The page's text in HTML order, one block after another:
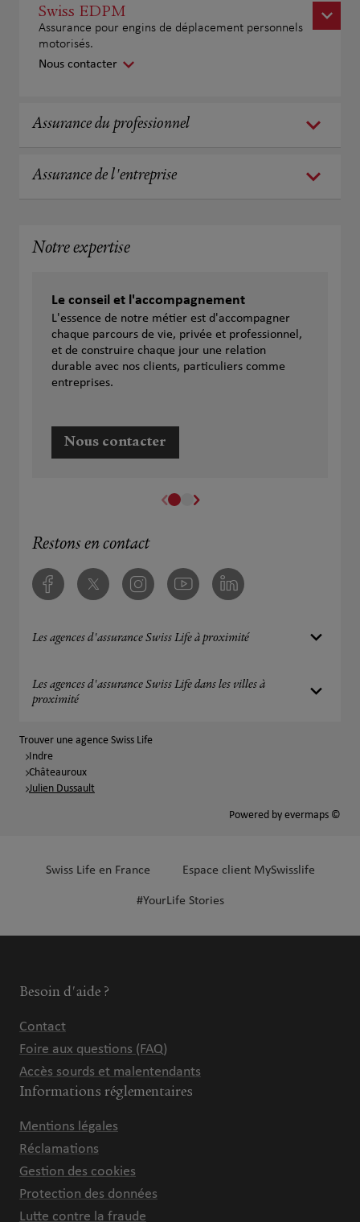
Swiss EDPM
Assurance pour engins de déplacement personnels
motorisés.
Nous contacter
Assurance du professionnel
Assurance de l'entreprise
Notre expertise
Le conseil et l'accompagnement
L'essence de notre métier est d'accompagner
chaque parcours de vie, privée et professionnel,
et de construire chaque jour une relation
durable avec nos clients, particuliers comme
entreprises.
Nous contacter
Restons en contact
FacebookTwitter InstagramYoutube Linkedin
Les agences d'assurance Swiss Life à proximité
Les agences d'assurance Swiss Life dans les villes à
proximité
Trouver une agence Swiss Life
Indre
Châteauroux
Julien Dussault
Powered by evermaps ©
Swiss Life en France Espace client MySwisslife
#YourLife Stories
Besoin d'aide ?
Contact
Foire aux questions (FAQ)
Accès sourds et malentendants
Informations réglementaires
Mentions légales
Réclamations
Gestion des cookies
Protection des données
Lutte contre la fraude